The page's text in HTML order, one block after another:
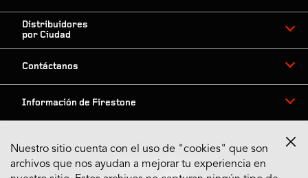
Distribuidores
por Ciudad
Contáctanos
Información de Firestone
Síguenos en Redes
Nuestro sitio cuenta con el uso de "cookies" que son
archivos que nos ayudan a mejorar tu experiencia en